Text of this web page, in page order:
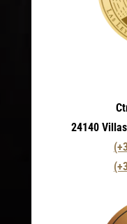
24140